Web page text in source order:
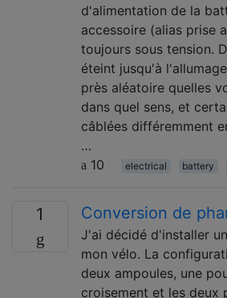
d'alimentation de la
accessoire (alias prise
toujours sous tension.
éteint jusqu'à
près aléatoire quelles
dans quel sens, et
câblées différemment
…
10
electrical battery
1 Conversion de
J'ai décidé d'installer
mon vélo. La
deux ampoules, une
croisement et les deux